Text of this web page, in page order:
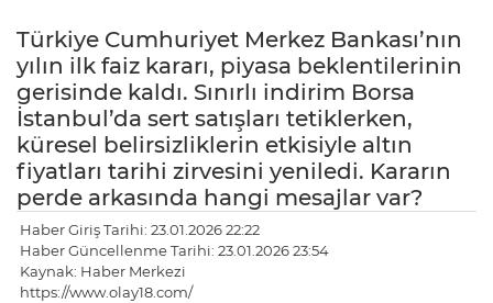
Türkiye Cumhuriyet Merkez Bankası’nın
yılın ilk faiz kararı, piyasa beklentilerinin
gerisinde kaldı. Sınırlı indirim Borsa
İstanbul’da sert satışları tetiklerken,
küresel belirsizliklerin etkisiyle altın
fiyatları tarihi zirvesini yeniledi. Kararın
perde arkasında hangi mesajlar var?
Haber Giriş Tarihi: 23.01.2026 22:22
Haber Güncellenme Tarihi: 23.01.2026 23:54
Kaynak: Haber Merkezi
https://www.olay18.com/